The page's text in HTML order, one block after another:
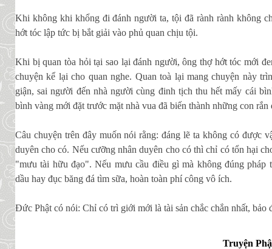
Khi không khi khổng đi đánh người ta, tội đã rành rành không
hớt tóc lập tức bị bắt giải vào phủ quan chịu tội.
Khi bị quan tòa hỏi tại sao lại đánh người, ông thợ hớt tóc mới
chuyện kể lại cho quan nghe. Quan toà lại mang chuyện này
giận, sai người đến nhà người cùng đinh tịch thu hết mấy cái
bình vàng mới đặt trước mặt nhà vua đã biến thành những con rắn
Câu chuyện trên đây muốn nói rằng: đáng lẽ ta không có được
duyên cho có. Nếu cưỡng nhân duyên cho có thì chỉ có tổn hại
"mưu tài hữu đạo". Nếu mưu cầu điều gì mà không đúng pháp
dầu hay đục băng đá tìm sữa, hoàn toàn phí công vô ích.
Ðức Phật có nói: Chỉ có trì giới mới là tài sản chắc chắn nhất, bảo
Truyện